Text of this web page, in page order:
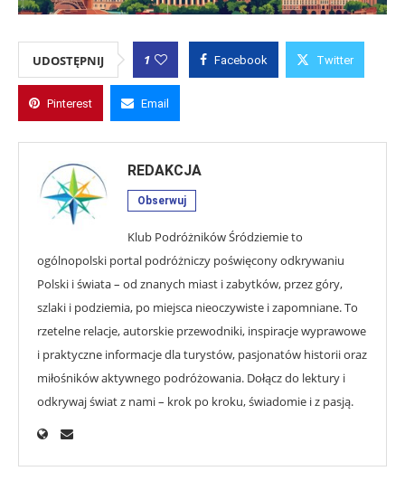
UDOSTĘPNIJ 1 Facebook Twitter
Pinterest Email
REDAKCJA
Obserwuj
Klub Podróżników Śródziemie to
ogólnopolski portal podróżniczy poświęcony odkrywaniu
Polski i świata – od znanych miast i zabytków, przez góry,
szlaki i podziemia, po miejsca nieoczywiste i zapomniane. To
rzetelne relacje, autorskie przewodniki, inspiracje wyprawowe
i praktyczne informacje dla turystów, pasjonatów historii oraz
miłośników aktywnego podróżowania. Dołącz do lektury i
odkrywaj świat z nami – krok po kroku, świadomie i z pasją.